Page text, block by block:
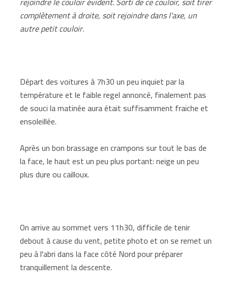
complètement à droite, soit rejoindre dans l'axe, un
autre petit couloir.
Départ des voitures à 7h30 un peu inquiet par la
température et le faible regel annoncé, finalement pas
de souci la matinée aura était suffisamment fraiche et
ensoleillée.
Après un bon brassage en crampons sur tout le bas de
la face, le haut est un peu plus portant: neige un peu
plus dure ou cailloux.
On arrive au sommet vers 11h30, difficile de tenir
debout à cause du vent, petite photo et on se remet un
peu à l'abri dans la face côté Nord pour préparer
tranquillement la descente.